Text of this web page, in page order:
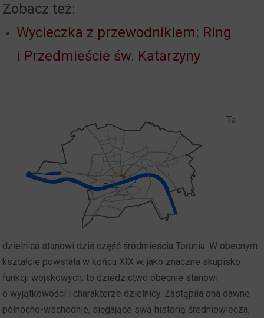
Zobacz też:
Wycieczka z przewodnikiem: Ring
i Przedmieście św. Katarzyny
Ta
dzielnica stanowi dziś część śródmieścia Torunia. W obecnym
kształcie powstała w końcu XIX w. jako znaczne skupisko
funkcji wojskowych; to dziedzictwo obecnie stanowi
o wyjątkowości i charakterze dzielnicy. Zastąpiła ona dawne
północno-wschodnie, sięgające swą historią średniowiecza,